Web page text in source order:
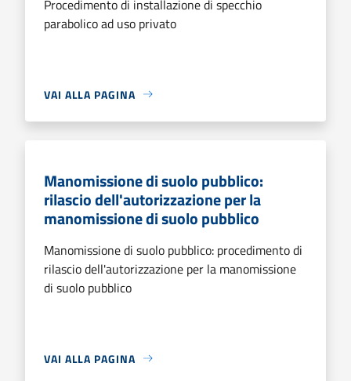
Procedimento di installazione di specchio
parabolico ad uso privato
VAI ALLA PAGINA
Manomissione di suolo pubblico:
rilascio dell'autorizzazione per la
manomissione di suolo pubblico
Manomissione di suolo pubblico: procedimento di
rilascio dell'autorizzazione per la manomissione
di suolo pubblico
VAI ALLA PAGINA